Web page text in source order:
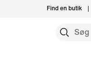
Find en butik